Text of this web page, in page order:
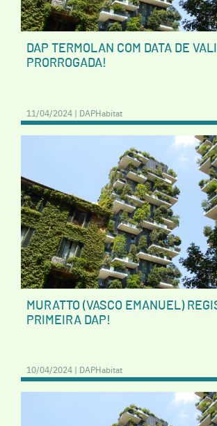
DAP TERMOLAN COM DATA DE
PRORROGADA!
11/04/2024 | DAPHabitat
MURATTO (VASCO EMANUEL)
PRIMEIRA DAP!
10/04/2024 | DAPHabitat